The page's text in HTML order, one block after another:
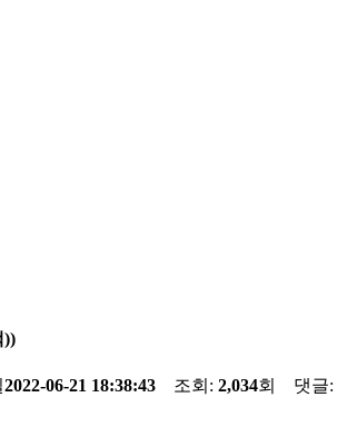
))
2022-06-21 18:38:43 조회: 2,034회 댓글: